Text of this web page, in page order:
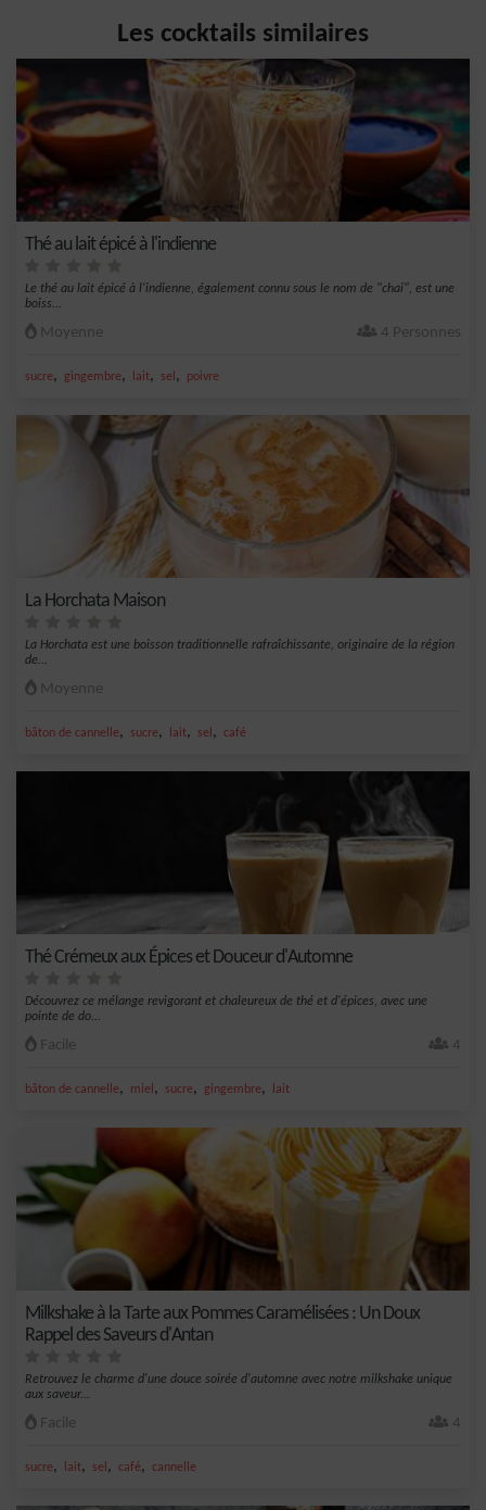
Les cocktails similaires
Thé au lait épicé à l'indienne
Le thé au lait épicé à l'indienne, également connu sous le nom de "chai", est une
boiss...
Moyenne 4 Personnes
sucre, gingembre, lait, sel , poivre
La Horchata Maison
La Horchata est une boisson traditionnelle rafraîchissante, originaire de la région
de...
Moyenne
bâton de cannelle, sucre, lait, sel , café
Thé Crémeux aux Épices et Douceur d'Automne
Découvrez ce mélange revigorant et chaleureux de thé et d'épices, avec une
pointe de do...
Facile 4
bâton de cannelle, miel , sucre, gingembre, lait
Milkshake à la Tarte aux Pommes Caramélisées : Un Doux
Rappel des Saveurs d'Antan
Retrouvez le charme d'une douce soirée d'automne avec notre milkshake unique
aux saveur...
Facile 4
sucre, lait, sel , café, cannelle